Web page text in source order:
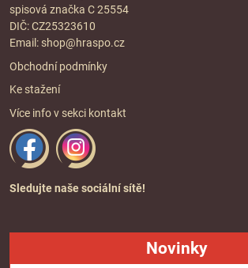
spisová značka C 25554
DIČ: CZ25323610
Email: shop@hraspo.cz
Obchodní podmínky
Ke stažení
Více info v sekci kontakt
Sledujte naše sociální sítě!
Novinky